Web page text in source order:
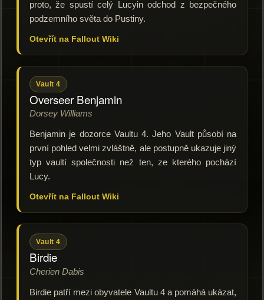
proto, že spustí celý Lucyin odchod z bezpečného
podzemního světa do Pustiny.
Otevřít na Fallout Wiki
Overseer Benjamin
Dorsey Williams
Vault 4
Benjamin je dozorce Vaultu 4. Jeho Vault působí na
první pohled velmi zvláštně, ale postupně ukazuje jiný
typ vaultí společnosti než ten, ze kterého pochází
Lucy.
Otevřít na Fallout Wiki
Birdie
Cherien Dabis
Vault 4
Birdie patří mezi obyvatele Vaultu 4 a pomáhá ukázat,